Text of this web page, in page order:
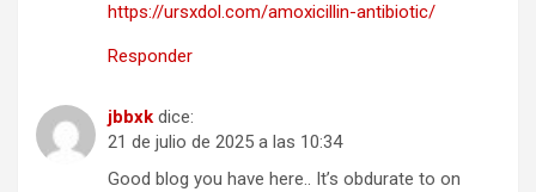
https://ursxdol.com/amoxicillin-antibiotic/
Responder
jbbxk dice:
21 de julio de 2025 a las 10:34
Good blog you have here.. It’s obdurate to on